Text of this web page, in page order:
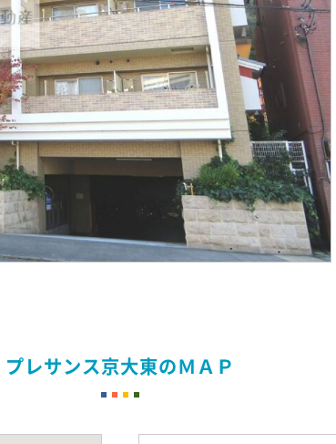
プレサンス京大東のＭＡＰ